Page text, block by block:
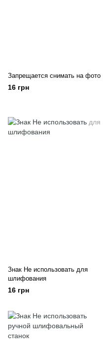
Запрещается снимать на фото
16 грн
Знак Не использовать для
шлифования
16 грн